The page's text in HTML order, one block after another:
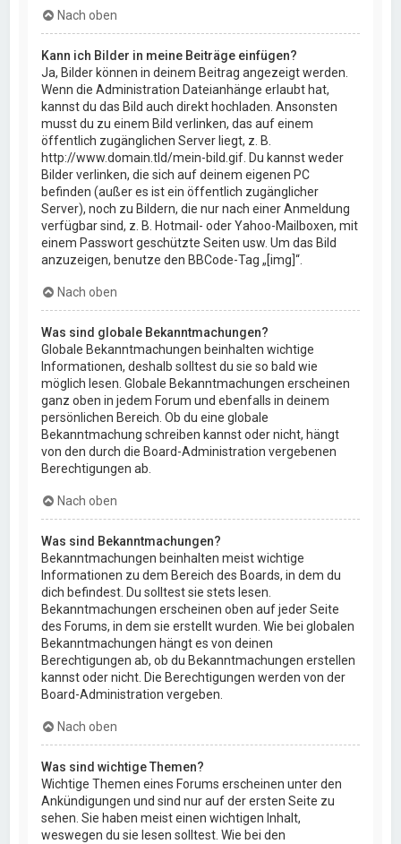
Nach oben
Kann ich Bilder in meine Beiträge einfügen?
Ja, Bilder können in deinem Beitrag angezeigt werden.
Wenn die Administration Dateianhänge erlaubt hat,
kannst du das Bild auch direkt hochladen. Ansonsten
musst du zu einem Bild verlinken, das auf einem
öffentlich zugänglichen Server liegt, z. B.
http://www.domain.tld/mein-bild.gif. Du kannst weder
Bilder verlinken, die sich auf deinem eigenen PC
befinden (außer es ist ein öffentlich zugänglicher
Server), noch zu Bildern, die nur nach einer Anmeldung
verfügbar sind, z. B. Hotmail- oder Yahoo-Mailboxen, mit
einem Passwort geschützte Seiten usw. Um das Bild
anzuzeigen, benutze den BBCode-Tag „[img]“.
Nach oben
Was sind globale Bekanntmachungen?
Globale Bekanntmachungen beinhalten wichtige
Informationen, deshalb solltest du sie so bald wie
möglich lesen. Globale Bekanntmachungen erscheinen
ganz oben in jedem Forum und ebenfalls in deinem
persönlichen Bereich. Ob du eine globale
Bekanntmachung schreiben kannst oder nicht, hängt
von den durch die Board-Administration vergebenen
Berechtigungen ab.
Nach oben
Was sind Bekanntmachungen?
Bekanntmachungen beinhalten meist wichtige
Informationen zu dem Bereich des Boards, in dem du
dich befindest. Du solltest sie stets lesen.
Bekanntmachungen erscheinen oben auf jeder Seite
des Forums, in dem sie erstellt wurden. Wie bei globalen
Bekanntmachungen hängt es von deinen
Berechtigungen ab, ob du Bekanntmachungen erstellen
kannst oder nicht. Die Berechtigungen werden von der
Board-Administration vergeben.
Nach oben
Was sind wichtige Themen?
Wichtige Themen eines Forums erscheinen unter den
Ankündigungen und sind nur auf der ersten Seite zu
sehen. Sie haben meist einen wichtigen Inhalt,
weswegen du sie lesen solltest. Wie bei den